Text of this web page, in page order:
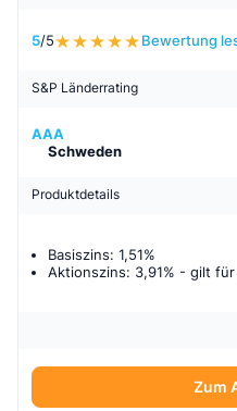
5/5 Bewertung
S&P Länderrating
AAA
Schweden
Produktdetails
Basiszins: 1,51%
Aktionszins: 3,91% - gilt für
Zum